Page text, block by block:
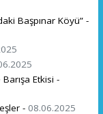
Başpınar Köyü” -
Etkisi -
- 08.06.2025